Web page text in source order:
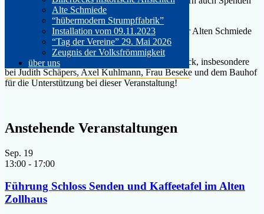
Alte Schmiede
“hübermodern Strumpffabrik”
Installation vom 09.11.2023
“Tag der Vereine” 29. Mai 2026
Zeugnis der Volksfrömmigkeit
über uns
für den Heimatverein.
Der Heimatverein freut sich auf die Eröffnung der Alten Schmiede
im kommenden Sommer!
Bedanken möchten wir uns bei der Stadt Billerbeck, insbesondere
bei Judith Schäpers, Axel Kuhlmann, Frau Beseke und dem Bauhof
für die Unterstützung bei dieser Veranstaltung!
Anstehende Veranstaltungen
Sep. 19
13:00 - 17:00
Führung Schloss Senden und Kaffeetafel im Alten
Zollhaus